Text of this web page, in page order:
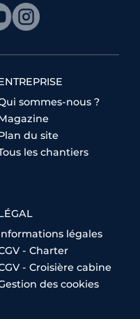
sommes-nous ?
du site
les chantiers
légales
- Charter
- Croisière cabine
des cookies